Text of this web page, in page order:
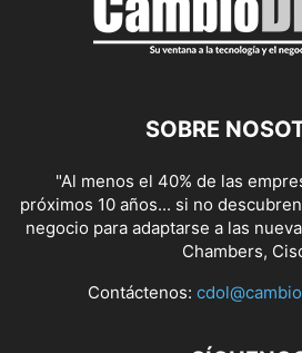
SOBRE
"Al menos el 40% de las
próximos 10 años... si no
negocio para adaptarse a las
Chambers,
Contáctenos: